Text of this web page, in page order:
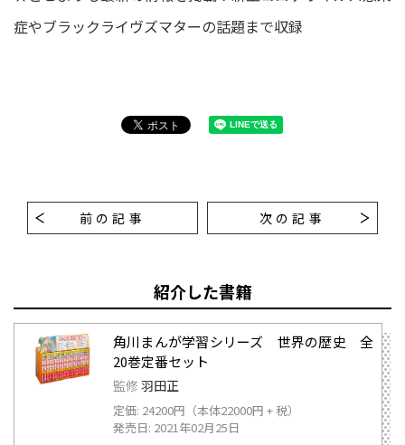
症やブラックライヴズマターの話題まで収録
前の記事 次の記事
紹介した書籍
角川まんが学習シリーズ 世界の歴史 全
20巻定番セット
監修 羽田正
定価: 24200円（本体22000円 + 税）
発売日: 2021年02月25日